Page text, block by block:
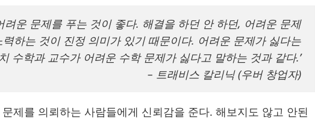
려운 문제를 푸는 것이 좋다. 해결을 하던 안 하던, 어려운 문제
하는 것이 진정 의미가 있기 때문이다. 어려운 문제가 싫다는
수학과 교수가 어려운 수학 문제가 싫다고 말하는 것과 같다.’
– 트래비스 칼리닉 (우버 창업자)
제를 의뢰하는 사람들에게 신뢰감을 준다. 해보지도 않고 안된